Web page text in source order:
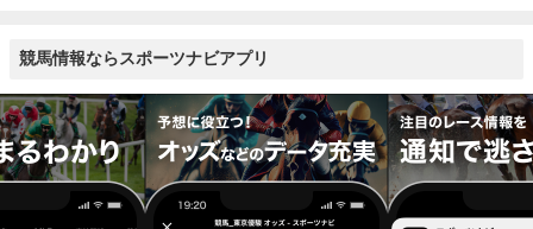
競馬情報ならスポーツナビアプリ